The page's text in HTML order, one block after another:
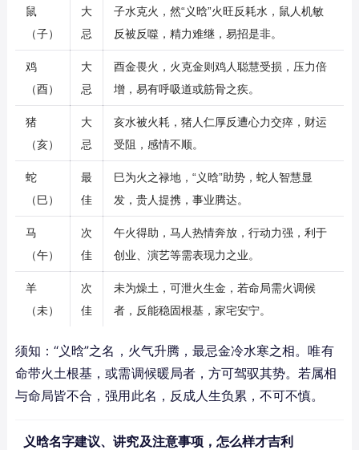
鼠
（子）
大
忌
子水克火，然“义晗”火旺反耗水，鼠人机敏
反被反噬，精力难继，易招是非。
鸡
（酉）
大
忌
酉金畏火，火克金则鸡人聪慧受损，压力倍
增，易有呼吸道或筋骨之疾。
猪
（亥）
大
忌
亥水被火耗，猪人仁厚反遭心力交瘁，财运
受阻，感情不顺。
蛇
（巳）
最
佳
巳为火之禄地，“义晗”助势，蛇人智慧显
发，贵人提携，事业腾达。
马
（午）
次
佳
午火得助，马人热情奔放，行动力强，利于
创业、演艺等需表现力之业。
羊
（未）
次
佳
未为燥土，可泄火生金，若命局需火调候
者，反能稳固根基，家宅安宁。
须知：“义晗”之名，火气升腾，最忌金冷水寒之相。唯有
命带火土根基，或需调候暖局者，方可驾驭其势。若属相
与命局皆不合，强用此名，反成人生负累，不可不慎。
义晗名字建议、讲究及注意事项，怎么样才吉利